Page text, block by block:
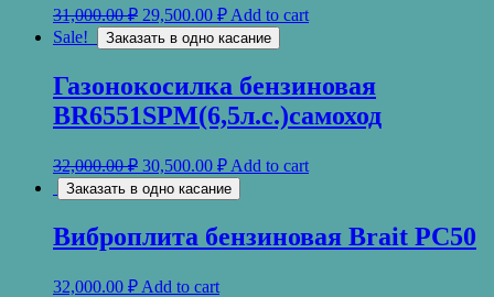
31,000.00₽ 29,500.00 ₽ Add to cart
Sale!
Заказать в одно касание
Газонокосилка бензиновая
BR6551SPM(6,5л.с.)самоход
32,000.00₽ 30,500.00 ₽ Add to cart
Заказать в одно касание
Виброплита бензиновая Brait PC50
32,000.00 ₽ Add to cart